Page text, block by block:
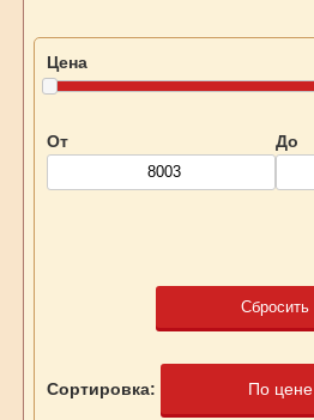
Цена
От До
Сбросить
Сортировка: По цене